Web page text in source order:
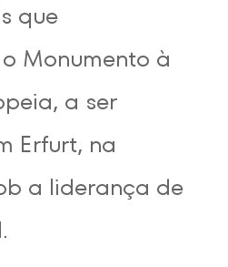
que
Monumento à
a ser
Erfurt, na
a liderança de